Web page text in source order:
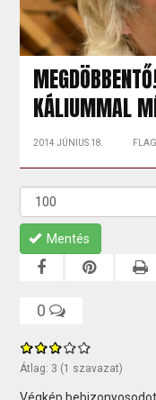
KÁLIUMMAL
2014 JÚNIUS 18. FLAG
Mentés
0
Átlag: 3 (1 szavazat)